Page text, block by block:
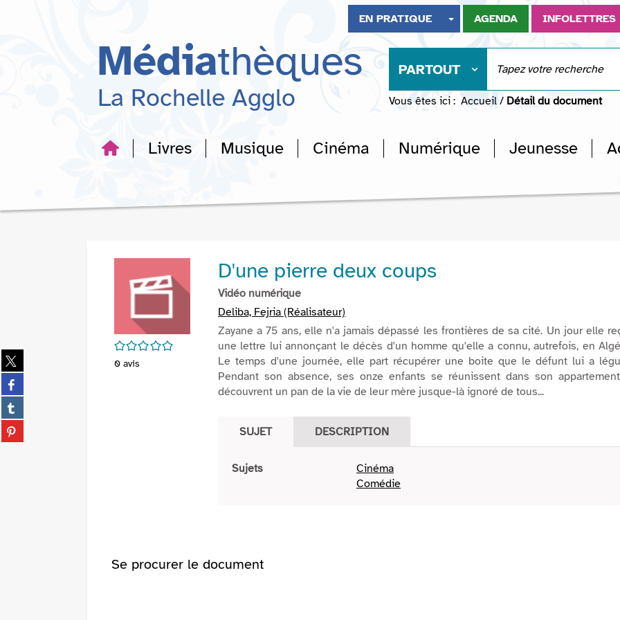
recherche
EN PRATIQUE AGENDA INFOLETTRES
Médiathèques
La Rochelle Agglo
PARTOUT
Vous êtes ici : Accueil / Détail du document
Livres Musique Cinéma Numérique Jeunesse
Partager
sur
twitter
(Nouvelle
fenêtre)
Partager
sur
facebook
(Nouvelle
fenêtre)
Partager
sur
tumblr
Partager
sur
/5
0 avis
D'une pierre deux coups
Vidéo numérique
Deliba, Fejria (Réalisateur)
Zayane a 75 ans, elle n'a jamais dépassé les frontières de sa cité. Un jour elle
une lettre lui annonçant le décès d'un homme qu'elle a connu, autrefois, en
Le temps d'une journée, elle part récupérer une boite que le défunt lui a
Pendant son absence, ses onze enfants se réunissent dans son
découvrent un pan de la vie de leur mère jusque-là ignoré de tous...
SUJET DESCRIPTION
Sujets
Cinéma
Comédie
Se procurer le document